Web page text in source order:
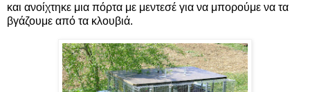
και ανοίχτηκε μια πόρτα με μεντεσέ για να μπορούμε να τα
βγάζουμε από τα κλουβιά.